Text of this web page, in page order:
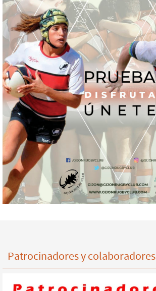
Patrocinadores y colaboradores